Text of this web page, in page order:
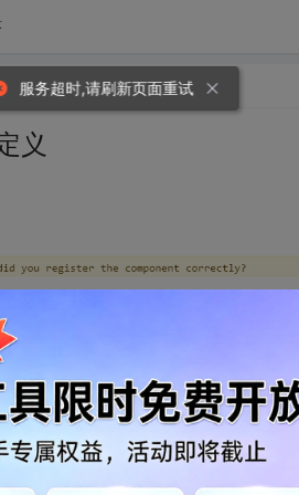
义
举报
切
服务超时,请刷新页面重试